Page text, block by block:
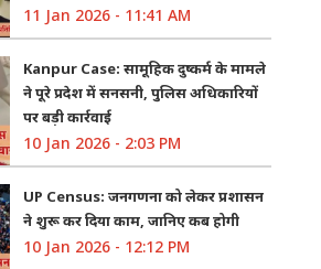
11 Jan 2026 - 11:41 AM
Kanpur Case: सामूहिक दुष्कर्म के मामले
ने पूरे प्रदेश में सनसनी, पुलिस अधिकारियों
पर बड़ी कार्रवाई
10 Jan 2026 - 2:03 PM
UP Census: जनगणना को लेकर प्रशासन
ने शुरू कर दिया काम, जानिए कब होगी
10 Jan 2026 - 12:12 PM